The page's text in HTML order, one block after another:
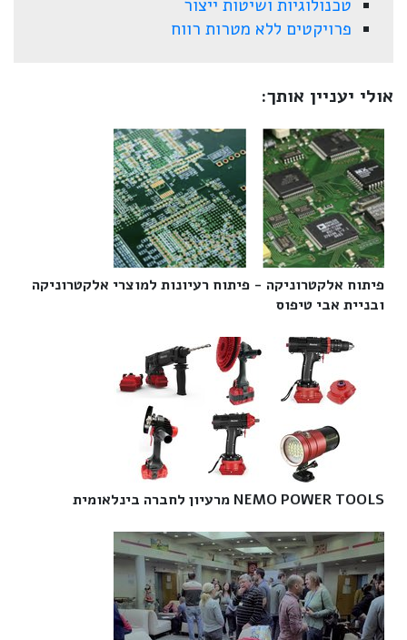
טכנולוגיות ושיטות ייצור
פרויקטים ללא מטרות רווח
אולי יעניין אותך:
פיתוח אלקטרוניקה - פיתוח רעיונות למוצרי אלקטרוניקה
ובניית אבי טיפוס‎
NEMO POWER TOOLS מרעיון לחברה בינלאומית‎